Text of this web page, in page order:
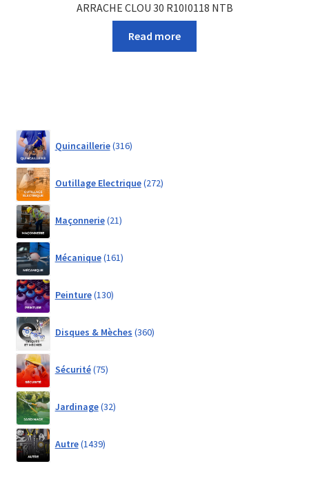
ARRACHE CLOU 30 R10I0118 NTB
Read more
Quincaillerie 316products
Outillage Electrique 272products
Maçonnerie 21products
Mécanique 161products
Peinture 130products
Disques & Mèches 360products
Sécurité 75products
Jardinage 32products
Autre 1439products